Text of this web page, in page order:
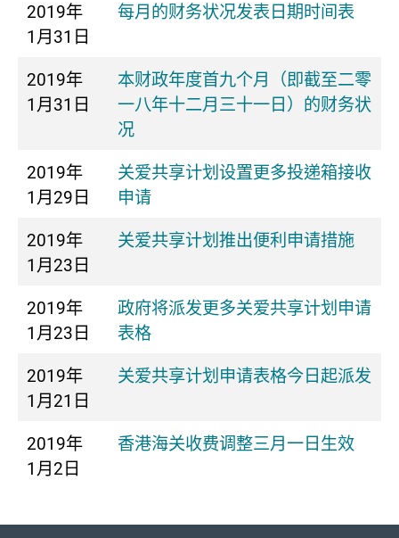
2019年
1月31日
每月的财务状况发表日期时间表
2019年
1月31日
本财政年度首九个月（即截至二零
一八年十二月三十一日）的财务状
况
2019年
1月29日
关爱共享计划设置更多投递箱接收
申请
2019年
1月23日
关爱共享计划推出便利申请措施
2019年
1月23日
政府将派发更多关爱共享计划申请
表格
2019年
1月21日
关爱共享计划申请表格今日起派发
2019年
1月2日
香港海关收费调整三月一日生效